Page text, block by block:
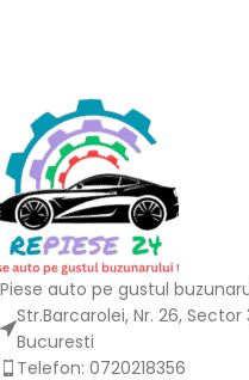
Piese auto pe gustul
Str.Barcarolei, Nr. 26, Sector
Bucuresti
Telefon: 0720218356